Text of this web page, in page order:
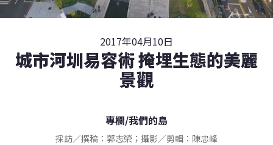
2017年04月10日
城市河圳易容術 掩埋生態的美麗
景觀
專欄/我們的島
採訪／撰稿：郭志榮；攝影／剪輯：陳忠峰